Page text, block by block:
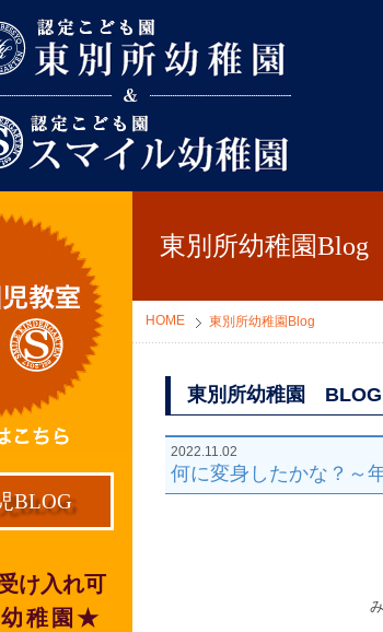
東別所幼稚園Blog
HOME 東別所幼稚園Blog
東別所幼稚園 BLOG
2022.11.02
何に変身したかな？～
BLOG
け入れ可
稚園★